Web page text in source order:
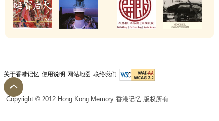
关于香港记忆 使用说明 网站地图 联络我们
Copyright © 2012 Hong Kong Memory 香港记忆 版权所有